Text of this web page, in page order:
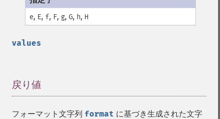
e, E, f, F, g,G, h, H
values
戻り値
フォーマット文字列 format に基づき生成された文字